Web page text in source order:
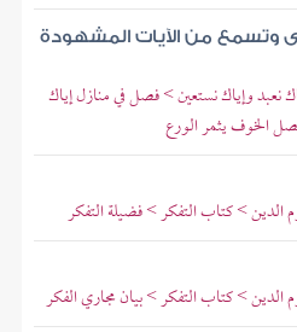
وتسمع من الآيات المشهودة
نعبد وإياك نستعين > فصل في منازل إياك
الخوف يثمر الورع
الدين > كتاب التفكر > فضيلة التفكر
الدين > كتاب التفكر > بيان مجاري الفكر